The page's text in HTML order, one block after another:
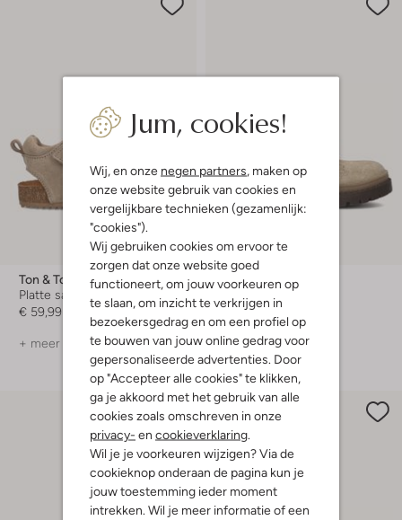
Jum, cookies!
Wij, en onze negen partners, maken op
onze website gebruik van cookies en
vergelijkbare technieken (gezamenlijk:
"cookies").
Wij gebruiken cookies om ervoor te
zorgen dat onze website goed
functioneert, om jouw voorkeuren op
te slaan, om inzicht te verkrijgen in
bezoekersgedrag en om een profiel op
te bouwen van jouw online gedrag voor
gepersonaliseerde advertenties. Door
op "Accepteer alle cookies" te klikken,
ga je akkoord met het gebruik van alle
cookies zoals omschreven in onze
privacy- en cookieverklaring.
Wil je je voorkeuren wijzigen? Via de
cookieknop onderaan de pagina kun je
jouw toestemming ieder moment
intrekken. Wil je meer informatie of een
Ton & Ton
Platte sandalen
€ 59,99
+ meer kleuren
-20%
Ton & Ton
€ 69,95
€ 55,99